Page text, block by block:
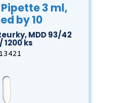
3 ml,
by 10
MDD 93/42
1200 ks